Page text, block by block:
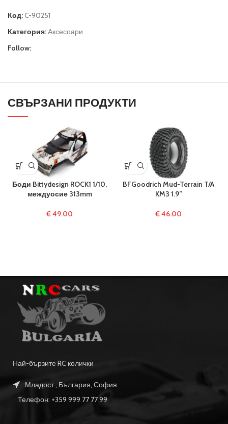
Код:C-90251
Категория:Аксесоари
Follow:
СВЪРЗАНИ ПРОДУКТИ
Боди Bittydesign ROCK1 1/10,
междуосие 313mm
€49.00
BFGoodrich Mud-Terrain T/A
KM3 1.9”
€46.00
Най-бързите RC колички
Младост , България, София
Телефон: +359 999 77 77 99